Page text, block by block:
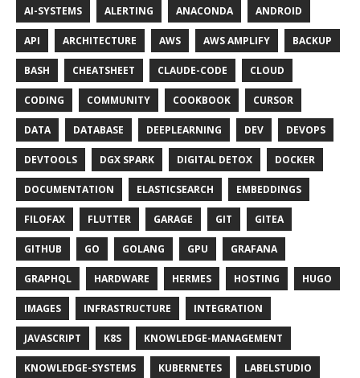
AI-SYSTEMS ALERTING ANACONDA ANDROID
API ARCHITECTURE AWS AWS AMPLIFY BACKUP
BASH CHEATSHEET CLAUDE-CODE CLOUD
CODING COMMUNITY COOKBOOK CURSOR
DATA DATABASE DEEPLEARNING DEV DEVOPS
DEVTOOLS DGX SPARK DIGITAL DETOX DOCKER
DOCUMENTATION ELASTICSEARCH EMBEDDINGS
FILOFAX FLUTTER GARAGE GIT GITEA
GITHUB GO GOLANG GPU GRAFANA
GRAPHQL HARDWARE HERMES HOSTING HUGO
IMAGES INFRASTRUCTURE INTEGRATION
JAVASCRIPT K8S KNOWLEDGE-MANAGEMENT
KNOWLEDGE-SYSTEMS KUBERNETES LABELSTUDIO